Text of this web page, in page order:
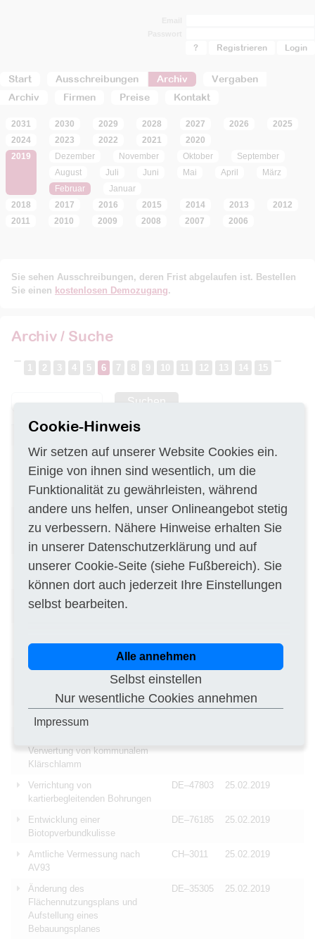
Start Ausschreibungen Archiv
Vergaben
Archiv
Firmen Preise Kontakt
? Registrieren
2031 2030 2029 2028 2027 2026
2025
2024
2023 2022 2021
2020
2019
Dezember November Oktober
September
August
Juli Juni Mai April
März
Februar
Januar
2018
2017 2016 2015 2014 2013
2012
2011
2010 2009 2008 2007 2006
Sie sehen Ausschreibungen, deren Frist abgelaufen ist. Bestellen
Sie einen kostenlosen Demozugang.
Archiv / Suche
1 2 3 4 5 6 7 8 9 10 11 12 13 14 15
Suchen
Restabfallsortieranalyse im
Landkreis Fürstenfeldbruck –
Potenzialanalyse von
Wertstoffen
De–82256 25.02.2019
remdprüfungsleistungen für
mineralische und polymere
Baustoffe
25.02.2019
Leasing von 5 digitalen
Vermessungsinstrumenten
DE–01067 25.02.2019
Errichtung von 13 temporären
Rammkernbohrungen
Durchführung von
Bodenmechanischen
Untersuchungen
DE–09001 25.02.2019
Erstellen von Bodengutachten
Verwertung von kommunalem
Klärschlamm
Verrichtung von
kartierbegleitenden Bohrungen
DE–47803 25.02.2019
Entwicklung einer
Biotopverbundkulisse
DE–76185 25.02.2019
Amtliche Vermessung nach
AV93
CH–3011 25.02.2019
Änderung des
Flächennutzungsplans und
Aufstellung eines
Bebauungsplanes
DE–35305 25.02.2019
Cookie-Hinweis
Wir setzen auf unserer Website Cookies ein.
Einige von ihnen sind wesentlich, um die
Funktionalität zu gewährleisten, während
andere uns helfen, unser Onlineangebot stetig
zu verbessern. Nähere Hinweise erhalten Sie
in unserer Datenschutzerklärung und auf
unserer Cookie-Seite (siehe Fußbereich). Sie
können dort auch jederzeit Ihre Einstellungen
selbst bearbeiten.
Alle annehmen
Selbst einstellen
Nur wesentliche Cookies annehmen
Impressum